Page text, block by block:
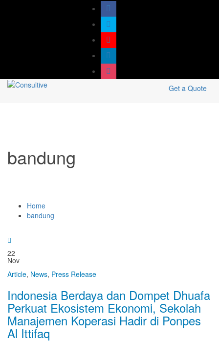
Get a Quote
bandung
Home
bandung
22
Nov
Article, News, Press Release
Indonesia Berdaya dan Dompet Dhuafa
Perkuat Ekosistem Ekonomi, Sekolah
Manajemen Koperasi Hadir di Ponpes
Al Ittifaq